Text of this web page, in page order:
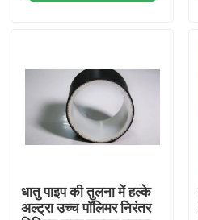
होम
वीआर दिखाएँ
धातु पाइप की तुलना में हल्के
अल्ट्रा उच्च पॉलिमर निरंतर